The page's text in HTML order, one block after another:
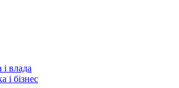
влада
і бізнес